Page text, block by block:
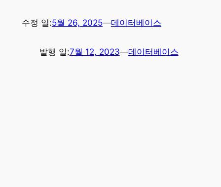
수정 일:5월 26, 2025—데이터베이스
발행 일:7월 12, 2023—데이터베이스